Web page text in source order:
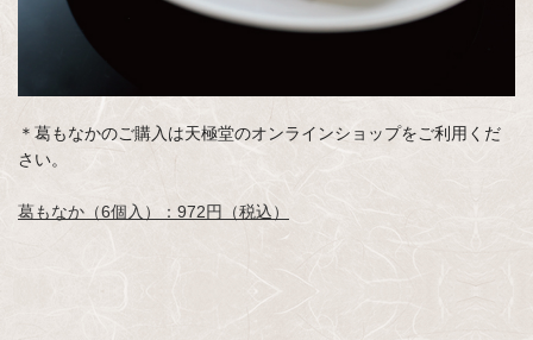
＊葛もなかのご購入は天極堂のオンラインショップをご利用くだ
さい。
葛もなか（6個入）：972円（税込）